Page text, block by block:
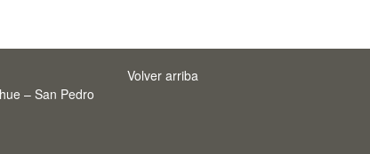
– San Pedro
Volver arriba